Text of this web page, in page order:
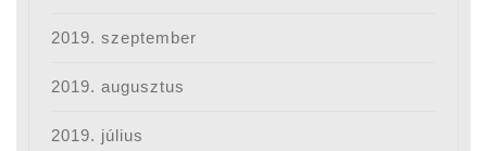
2019. szeptember
2019. augusztus
2019. július